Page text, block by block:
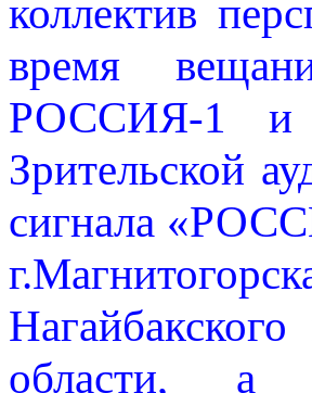
коллектив
время
РОССИЯ-1 и
Зрительской
сигнала
области, а